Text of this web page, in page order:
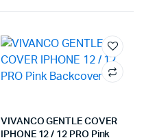
VIVANCO GENTLE COVER
IPHONE 12 / 12 PRO Pink